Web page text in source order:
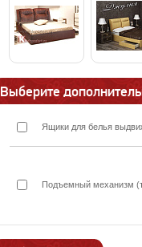
Выберите
Ящики для белья
Подъемный механизм